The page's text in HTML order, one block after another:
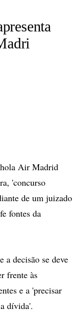
Air Madrid
'concurso
de um juizado
fontes da
a decisão se deve
frente às
e a 'precisar
dívida'.